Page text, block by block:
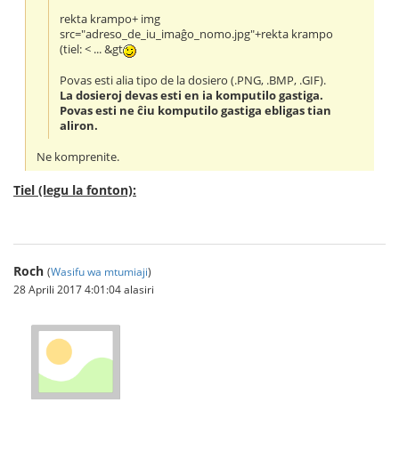
rekta krampo+ img
src="adreso_de_iu_imaĝo_nomo.jpg"+rekta krampo
(tiel: < ... &gt
Povas esti alia tipo de la dosiero (.PNG, .BMP, .GIF).
La dosieroj devas esti en ia komputilo gastiga.
Povas esti ne ĉiu komputilo gastiga ebligas tian
aliron.
Ne komprenite.
Tiel (legu la fonton):
Roch (Wasifu wa mtumiaji)
28 Aprili 2017 4:01:04 alasiri